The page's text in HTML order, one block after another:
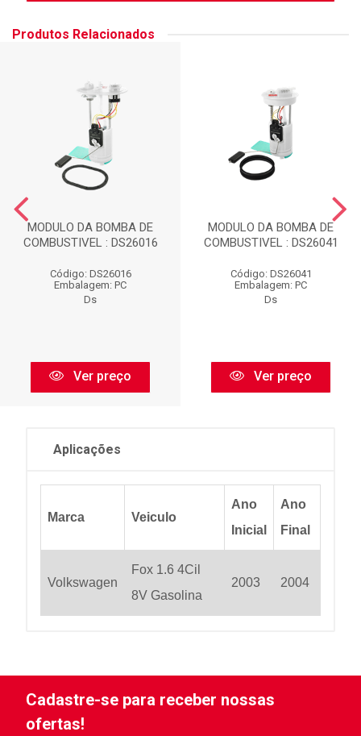
Produtos Relacionados
MODULO DA BOMBA DE
COMBUSTIVEL : DS26016
Código: DS26016
Embalagem: PC
Ds
Ver preço
MODULO DA BOMBA DE
COMBUSTIVEL : DS26041
Código: DS26041
Embalagem: PC
Ds
Ver preço
Aplicações
Marca Veiculo
Ano
Inicial
Ano
Final
Volkswagen
Fox 1.6 4Cil
8V Gasolina
2003 2004
Cadastre-se para receber nossas
ofertas!